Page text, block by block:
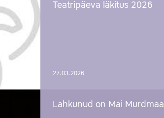
Teatripäeva läkitus 2026
27.03.2026
Lahkunud on Mai Murdmaa